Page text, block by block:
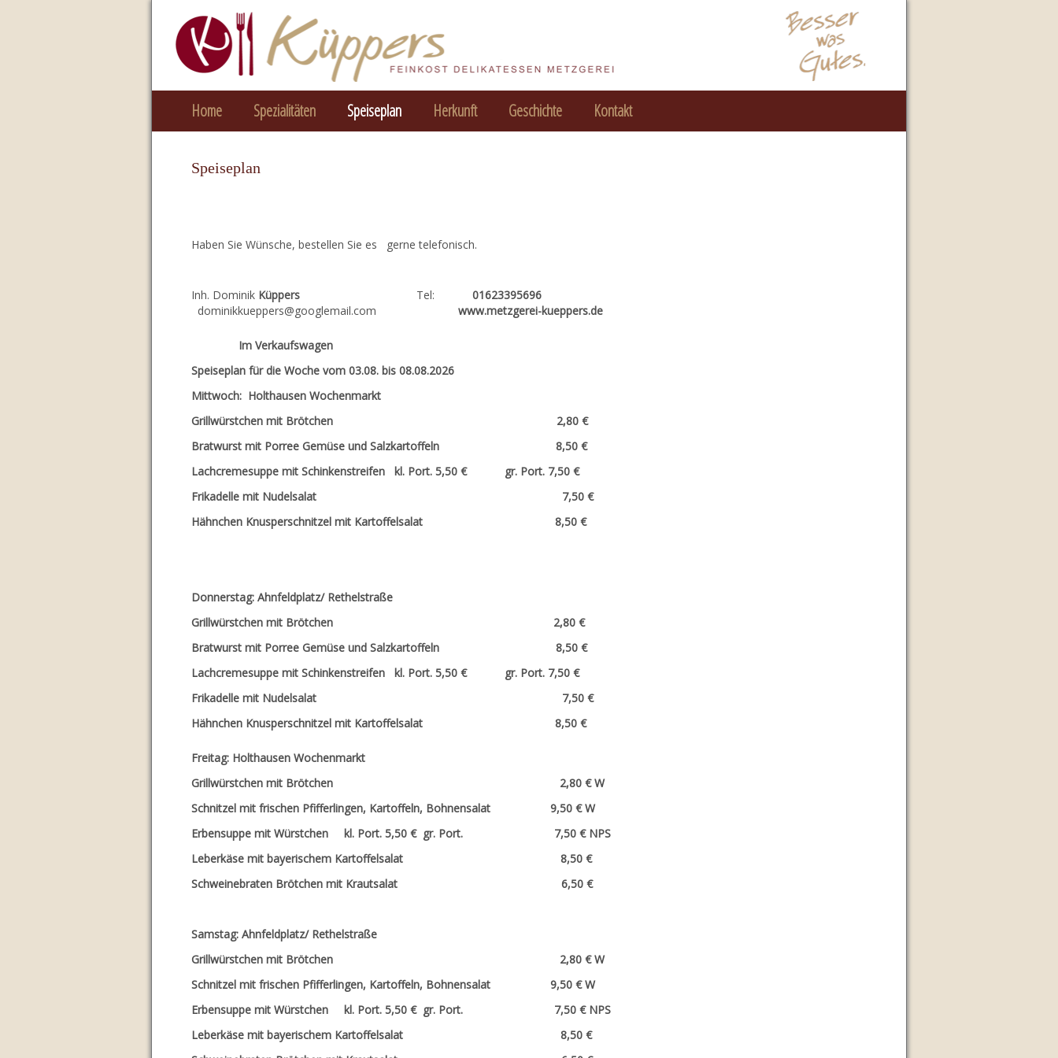
Navigation
überspringen
Home Spezialitäten Speiseplan Herkunft Geschichte Kontakt
Speiseplan
Haben Sie Wünsche, bestellen Sie es gerne telefonisch.
Inh. Dominik Küppers Tel: 01623395696
dominikkueppers@googlemail.com www.metzgerei-kueppers.de
Im Verkaufswagen
Speiseplan für die Woche vom 03.08. bis 08.08.2026
Mittwoch: Holthausen Wochenmarkt
Grillwürstchen mit Brötchen 2,80 €
Bratwurst mit Porree Gemüse und Salzkartoffeln 8,50 €
Lachcremesuppe mit Schinkenstreifen kl. Port. 5,50 € gr. Port. 7,50 €
Frikadelle mit Nudelsalat 7,50 €
Hähnchen Knusperschnitzel mit Kartoffelsalat 8,50 €
Donnerstag: Ahnfeldplatz/ Rethelstraße
Grillwürstchen mit Brötchen 2,80 €
Bratwurst mit Porree Gemüse und Salzkartoffeln 8,50 €
Lachcremesuppe mit Schinkenstreifen kl. Port. 5,50 € gr. Port. 7,50 €
Frikadelle mit Nudelsalat 7,50 €
Hähnchen Knusperschnitzel mit Kartoffelsalat 8,50 €
Freitag: Holthausen Wochenmarkt
Grillwürstchen mit Brötchen 2,80 € W
Schnitzel mit frischen Pfifferlingen, Kartoffeln, Bohnensalat 9,50 € W
Erbensuppe mit Würstchen kl. Port. 5,50 € gr. Port. 7,50 € NPS
Leberkäse mit bayerischem Kartoffelsalat 8,50 €
Schweinebraten Brötchen mit Krautsalat 6,50 €
Samstag: Ahnfeldplatz/ Rethelstraße
Grillwürstchen mit Brötchen 2,80 € W
Schnitzel mit frischen Pfifferlingen, Kartoffeln, Bohnensalat 9,50 € W
Erbensuppe mit Würstchen kl. Port. 5,50 € gr. Port. 7,50 € NPS
Leberkäse mit bayerischem Kartoffelsalat 8,50 €